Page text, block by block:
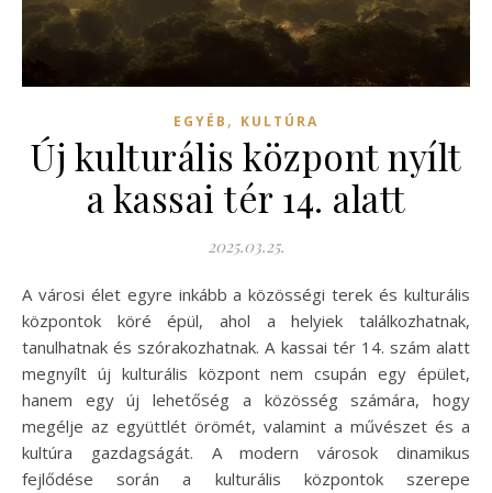
EGYÉB , KULTÚRA
Új kulturális központ nyílt
a kassai tér 14. alatt
2025.03.25.
A városi élet egyre inkább a közösségi terek és kulturális
központok köré épül, ahol a helyiek találkozhatnak,
tanulhatnak és szórakozhatnak. A kassai tér 14. szám alatt
megnyílt új kulturális központ nem csupán egy épület,
hanem egy új lehetőség a közösség számára, hogy
megélje az együttlét örömét, valamint a művészet és a
kultúra gazdagságát. A modern városok dinamikus
fejlődése során a kulturális központok szerepe